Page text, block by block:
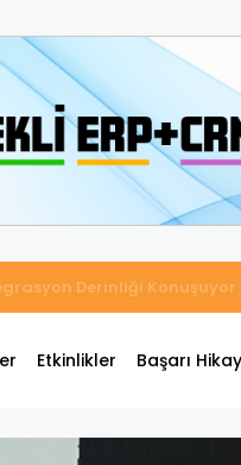
ve Muhasebe
Etkinlikler Başarı